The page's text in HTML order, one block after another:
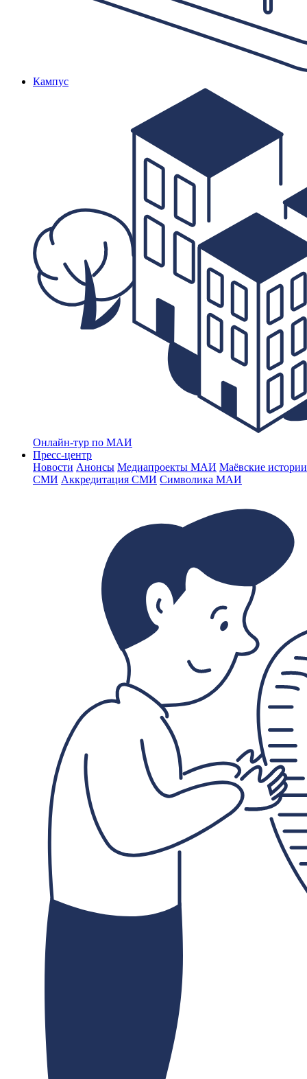
Кампус
Онлайн-тур по МАИ
Пресс-центр
Новости Анонсы Медиапроекты МАИ Маёвские
СМИ Аккредитация СМИ Символика МАИ